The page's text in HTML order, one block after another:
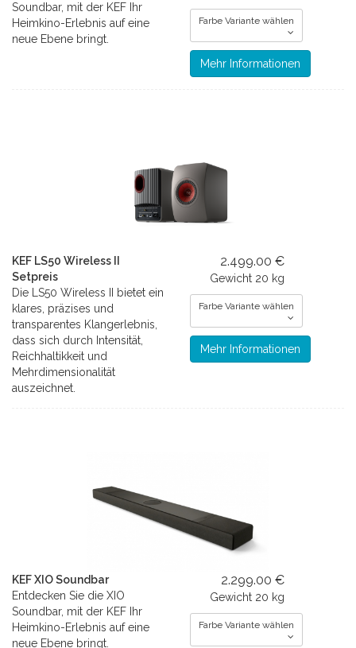
Soundbar, mit der KEF Ihr
Heimkino-Erlebnis auf eine
neue Ebene bringt.
Farbe Variante wählen
Mehr Informationen
KEF LS50 Wireless II
Setpreis
Die LS50 Wireless II bietet ein
klares, präzises und
transparentes Klangerlebnis,
dass sich durch Intensität,
Reichhaltikkeit und
Mehrdimensionalität
auszeichnet.
2.499.00 €
Gewicht 20 kg
Farbe Variante wählen
Mehr Informationen
KEF XIO Soundbar
Entdecken Sie die XIO
Soundbar, mit der KEF Ihr
Heimkino-Erlebnis auf eine
neue Ebene bringt.
2.299.00 €
Gewicht 20 kg
Farbe Variante wählen